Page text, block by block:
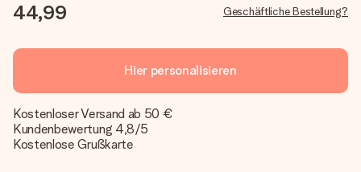
44,99 Geschäftliche Bestellung?
Hier personalisieren
Kostenloser Versand ab 50 €
Kundenbewertung 4,8/5
Kostenlose Grußkarte